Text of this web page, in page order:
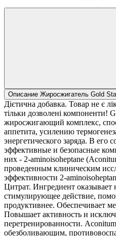
Описание Жиросжигатель Gold
Дієтична добавка. Товар не є
тільки дозволені компоненти!
жиросжигающий комплекс,
аппетита, усилению
энергетического заряда. В его
эффективные и безопасные
них - 2-aminoisoheptane
проведенным клиническим
эффективности 2-
Цитрат. Ингредиент
стимулирующее действие,
продуктивнее. Обеспечивает
Повышает активность и
перетренированности.
обезболивающим,